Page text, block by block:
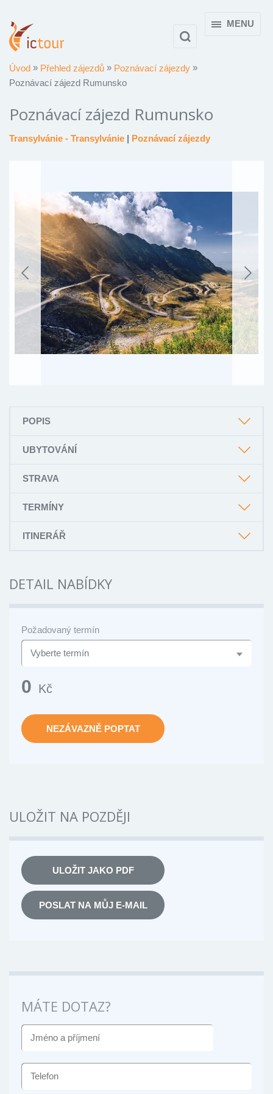
MENU
Úvod Přehled zájezdů
Poznávací zájezdy
Poznávací zájezd Rumunsko
Poznávací zájezd Rumunsko
Transylvánie - Transylvánie | Poznávací zájezdy
POPIS
UBYTOVÁNÍ
STRAVA
TERMÍNY
ITINERÁŘ
DETAIL NABÍDKY
Požadovaný termín
0 Kč
NEZÁVAZNĚ POPTAT
ULOŽIT NA POZDĚJI
ULOŽIT JAKO PDF
POSLAT NA MŮJ E-MAIL
MÁTE DOTAZ?
JMÉNO
TELEFON